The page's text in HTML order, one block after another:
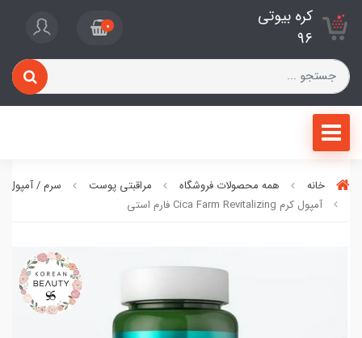
کره بیوتی
96
0
خانه همه محصولات فروشگاه مراقبتی پوست
سرم / آمپول
آمپول کرم Cica Farm Revitalizing فارم استی